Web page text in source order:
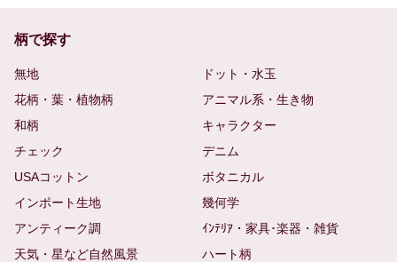
柄で探す
無地
ドット・水玉
花柄・葉・植物柄
アニマル系・生き物
和柄
キャラクター
チェック
デニム
USAコットン
ボタニカル
インポート生地
幾何学
アンティーク調
ｲﾝﾃﾘｱ・家具･楽器・雑貨
天気・星など自然風景
ハート柄